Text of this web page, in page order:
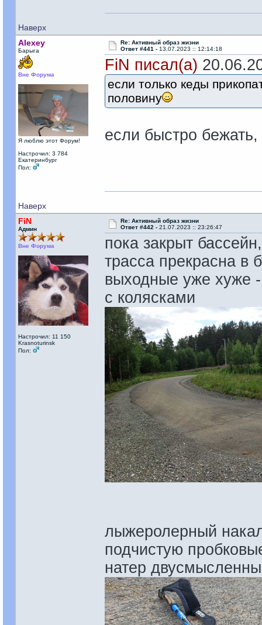
Наверх
Alexey
Барыга
Вне Форума
Я люблю этот Форум!
Настрочил: 3 784
Екатеринбург
Пол:
Re: Активный образ жизни
Ответ #441 - 13.07.2023 :: 12:14:18
FiN писал(а)
если только кеды
половину
если быстро
Наверх
FiN
Админ
Вне Форума
Настрочил: 11 150
Krasnoturinsk
Пол:
Re: Активный образ жизни
Ответ #442 - 21.07.2023 :: 23:26:47
пока закрыт
трасса прекрасна в
выходные уже хуже
с колясками
лыжеролерный
подчистую
натер